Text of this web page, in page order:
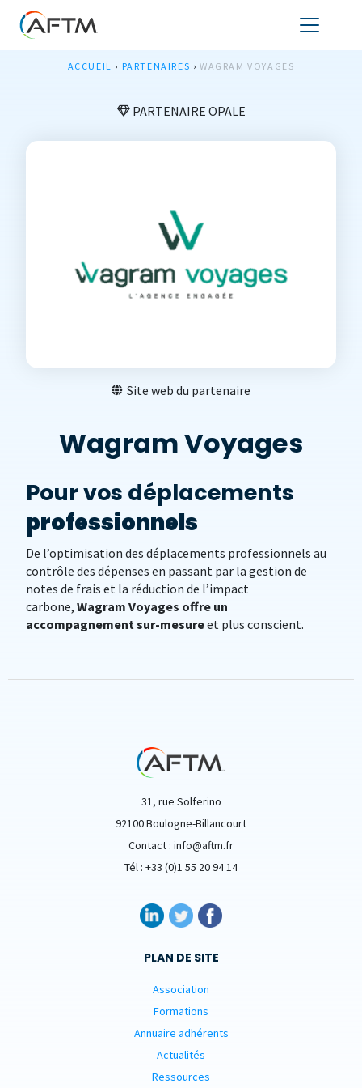
ACCUEIL › PARTENAIRES ›WAGRAM VOYAGES
PARTENAIRE OPALE
Site web du partenaire
Wagram Voyages
Pour vos déplacements
professionnels
De l’optimisation des déplacements professionnels au
contrôle des dépenses en passant par la gestion de
notes de frais et la réduction de l’impact
carbone, Wagram Voyages offre un
accompagnement sur-mesureet plus conscient.
31, rue Solferino
92100 Boulogne-Billancourt
Contact : info@aftm.fr
Tél : +33 (0)1 55 20 94 14
PLAN DE SITE
Association
Formations
Annuaire adhérents
Actualités
Ressources